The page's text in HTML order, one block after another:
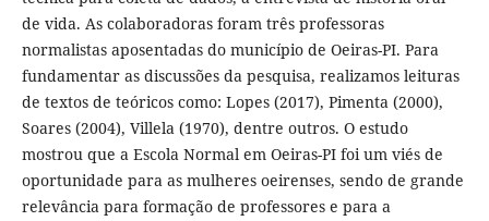
de vida. As colaboradoras foram três professoras
normalistas aposentadas do município de Oeiras-PI. Para
fundamentar as discussões da pesquisa, realizamos leituras
de textos de teóricos como: Lopes (2017), Pimenta (2000),
Soares (2004), Villela (1970), dentre outros. O estudo
mostrou que a Escola Normal em Oeiras-PI foi um viés de
oportunidade para as mulheres oeirenses, sendo de grande
relevância para formação de professores e para a